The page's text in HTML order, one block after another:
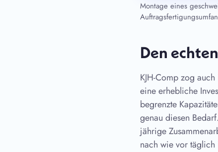
Montage eines
Den
KJH-Comp zog
eine erhebliche
begrenzte
genau diesen
jährige
nach wie vor täglich